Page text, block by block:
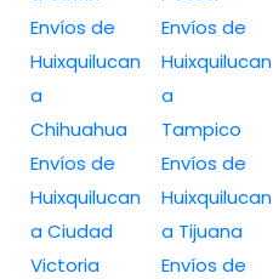
Envíos de
Huixquilucan
a
Chihuahua
Envíos de
Huixquilucan
a Ciudad
Victoria
Envíos de
Huixquilucan
a
Tampico
Envíos de
Huixquilucan
a Tijuana
Envíos de